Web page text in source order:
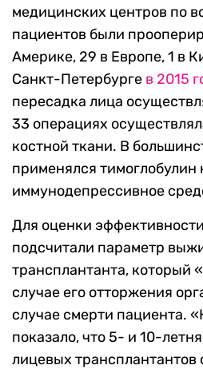
медицинских центров по
пациентов были
Америке, 29 в Европе, 1 в
Санкт-Петербурге в 2015
пересадка лица
33 операциях
костной ткани. В
применялся тимоглобулин
иммунодепрессивное
Для оценки
подсчитали параметр
трансплантанта, который
случае его отторжения
случае смерти пациента.
показало, что 5- и 10-
лицевых трансплантантов